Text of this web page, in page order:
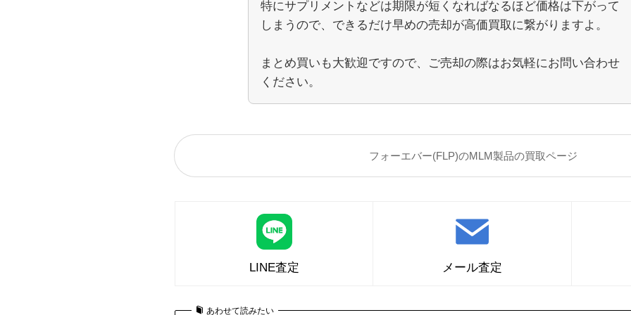
特にサプリメントなどは期限が短くなればなるほど価格は下がって
しまうので、できるだけ早めの売却が高価買取に繋がりますよ。
まとめ買いも大歓迎ですので、ご売却の際はお気軽にお問い合わせ
ください。
フォーエバー(FLP)のMLM製品の買取ページ
LINE査定 メール査定
あわせて読みたい